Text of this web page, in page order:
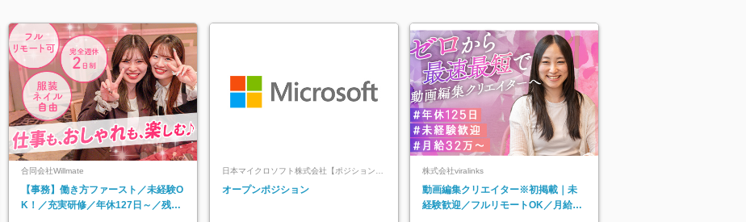
合同会社Willmate
【事務】働き方ファースト／未経験O
K！／充実研修／年休127日～／残業
日本マイクロソフト株式会社【ポジションマ
ッチ登録】
オープンポジション
株式会社viralinks
動画編集クリエイター※初掲載｜未
経験歓迎／フルリモートOK／月給32